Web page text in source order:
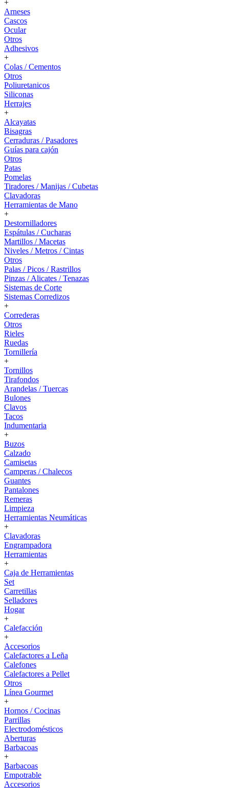
+
Arneses
Cascos
Ocular
Otros
Adhesivos
+
Colas / Cementos
Otros
Poliuretanicos
Siliconas
Herrajes
+
Alcayatas
Bisagras
Cerraduras / Pasadores
Guías para cajón
Otros
Patas
Pomelas
Tiradores / Manijas / Cubetas
Clavadoras
Herramientas de Mano
+
Destornilladores
Espátulas / Cucharas
Martillos / Macetas
Niveles / Metros / Cintas
Otros
Palas / Picos / Rastrillos
Pinzas / Alicates / Tenazas
Sistemas de Corte
Sistemas Corredizos
+
Correderas
Otros
Rieles
Ruedas
Tornillería
+
Tornillos
Tirafondos
Arandelas / Tuercas
Bulones
Clavos
Tacos
Indumentaria
+
Buzos
Calzado
Camisetas
Camperas / Chalecos
Guantes
Pantalones
Remeras
Limpieza
Herramientas Neumáticas
+
Clavadoras
Engrampadora
Herramientas
+
Caja de Herramientas
Set
Carretillas
Selladores
Hogar
+
Calefacción
+
Accesorios
Calefactores a Leña
Calefones
Calefactores a Pellet
Otros
Línea Gourmet
+
Hornos / Cocinas
Parrillas
Electrodomésticos
Aberturas
Barbacoas
+
Barbacoas
Empotrable
Accesorios